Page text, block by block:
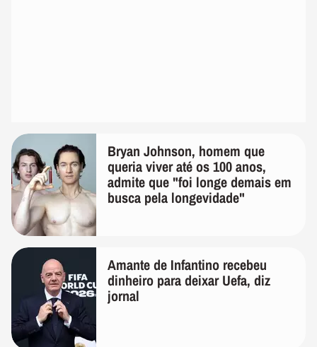
Bryan Johnson, homem que
queria viver até os 100 anos,
admite que "foi longe demais em
busca pela longevidade"
Amante de Infantino recebeu
dinheiro para deixar Uefa, diz
jornal